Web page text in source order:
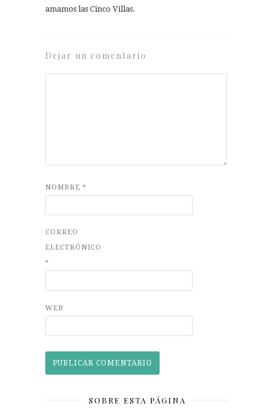
amamos las Cinco Villas.
Dejar un comentario
NOMBRE *
CORREO
ELECTRÓNICO
*
WEB
SOBRE ESTA PÁGINA